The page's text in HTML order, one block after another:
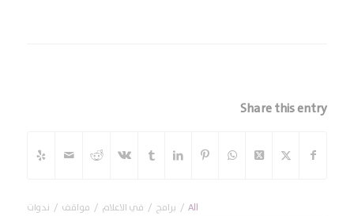
Share this entry
All
/ برامج / في الاعلام / مواقف / ندوات